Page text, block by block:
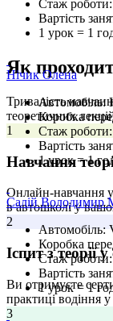
Стаж роботи:
Вартість
1 урок = 1
Нічик Олена
Автомобіль:
Коробка
Стаж роботи:
Вартість
1 урок = 1
Салій Володимир
Автомобіль:
Коробка
Стаж роботи:
Вартість
1 урок = 1
Як
Тривалість
теоретичних
1
Навчання
Онлайн-навчання
в автошколі у
2
Іспит з теорії
Ви отримуєте
практиці водіння
3